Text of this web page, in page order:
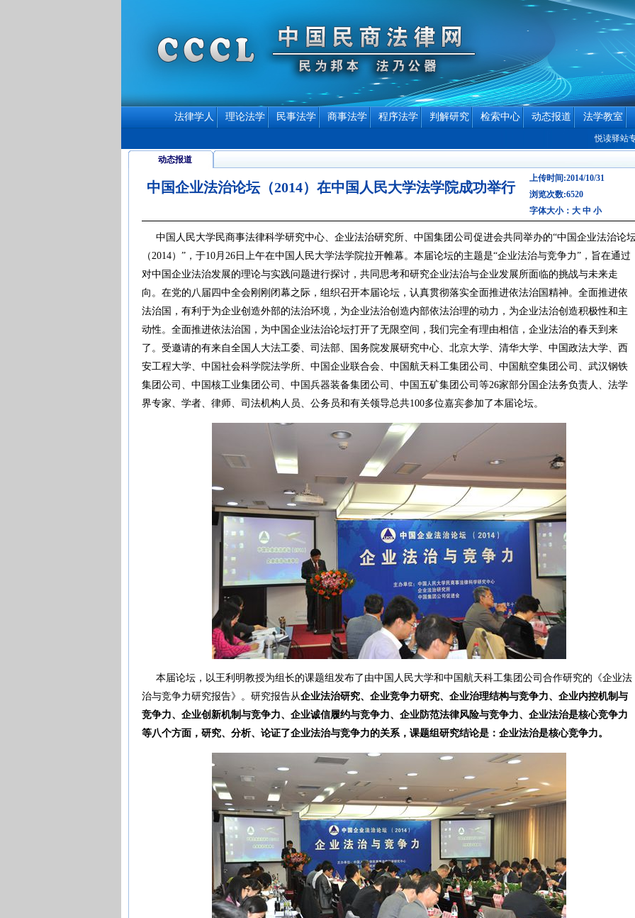
法律学人 理论法学 民事法学 商事法学 程序法学 判解研究 检索中心 动态报道 法学教室
悦读驿站专栏作者
动态报道
中国企业法治论坛（2014）在中国人民大学法学院成功举行
上传时间:2014/10/31
浏览次数:6520
字体大小： 大 中 小
中国人民大学民商事法律科学研究中心、企业法治研究所、中国集团公司促进会共同举办的“中国企业法治论
（2014）”，于10月26日上午在中国人民大学法学院拉开帷幕。本届论坛的主题是“企业法治与竞争力”，旨在通过
对中国企业法治发展的理论与实践问题进行探讨，共同思考和研究企业法治与企业发展所面临的挑战与未来走
向。在党的八届四中全会刚刚闭幕之际，组织召开本届论坛，认真贯彻落实全面推进依法治国精神。全面推进依
法治国，有利于为企业创造外部的法治环境，为企业法治创造内部依法治理的动力，为企业法治创造积极性和主
动性。全面推进依法治国，为中国企业法治论坛打开了无限空间，我们完全有理由相信，企业法治的春天到来
了。受邀请的有来自全国人大法工委、司法部、国务院发展研究中心、北京大学、清华大学、中国政法大学、西
安工程大学、中国社会科学院法学所、中国企业联合会、中国航天科工集团公司、中国航空集团公司、武汉钢铁
集团公司、中国核工业集团公司、中国兵器装备集团公司、中国五矿集团公司等26家部分国企法务负责人、法学
界专家、学者、律师、司法机构人员、公务员和有关领导总共100多位嘉宾参加了本届论坛。
本届论坛，以王利明教授为组长的课题组发布了由中国人民大学和中国航天科工集团公司合作研究的《企业法
治与竞争力研究报告》。研究报告从企业法治研究、企业竞争力研究、企业治理结构与竞争力、企业内控机制与
竞争力、企业创新机制与竞争力、企业诚信履约与竞争力、企业防范法律风险与竞争力、企业法治是核心竞争力
等八个方面，研究、分析、论证了企业法治与竞争力的关系，课题组研究结论是：企业法治是核心竞争力。